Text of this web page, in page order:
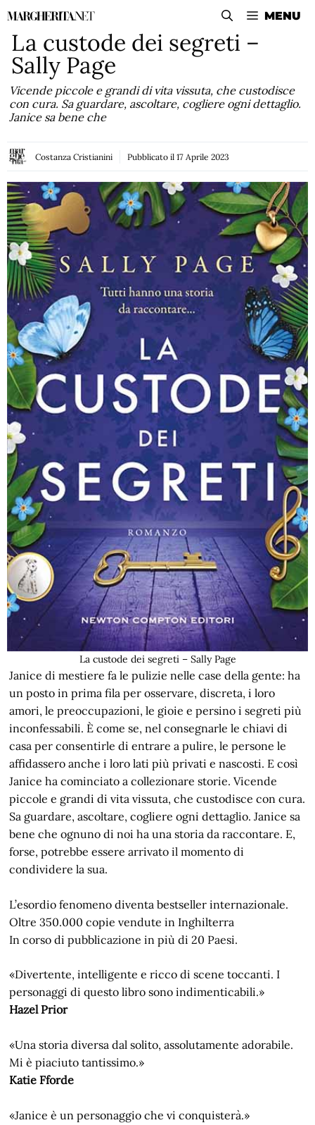
Vai
contenuto
MENU
La custode dei segreti –
Sally Page
Vicende piccole e grandi di vita vissuta, che custodisce
con cura. Sa guardare, ascoltare, cogliere ogni dettaglio.
Janice sa bene che
Costanza Cristianini Pubblicato il 17 Aprile 2023
La custode dei segreti – Sally Page
Janice di mestiere fa le pulizie nelle case della gente: ha
un posto in prima fila per osservare, discreta, i loro
amori, le preoccupazioni, le gioie e persino i segreti più
inconfessabili. È come se, nel consegnarle le chiavi di
casa per consentirle di entrare a pulire, le persone le
affidassero anche i loro lati più privati e nascosti. E così
Janice ha cominciato a collezionare storie. Vicende
piccole e grandi di vita vissuta, che custodisce con cura.
Sa guardare, ascoltare, cogliere ogni dettaglio. Janice sa
bene che ognuno di noi ha una storia da raccontare. E,
forse, potrebbe essere arrivato il momento di
condividere la sua.
L’esordio fenomeno diventa bestseller internazionale.
Oltre 350.000 copie vendute in Inghilterra
In corso di pubblicazione in più di 20 Paesi.
«Divertente, intelligente e ricco di scene toccanti. I
personaggi di questo libro sono indimenticabili.»
Hazel Prior
«Una storia diversa dal solito, assolutamente adorabile.
Mi è piaciuto tantissimo.»
Katie Fforde
«Janice è un personaggio che vi conquisterà.»